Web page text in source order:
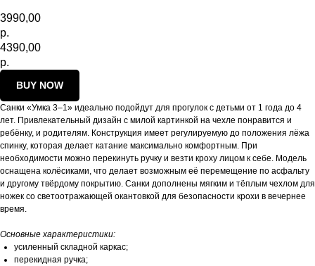
3990,00
р.
4390,00
р.
BUY NOW
Санки «Умка 3–1» идеально подойдут для прогулок с детьми от 1 года до 4
лет. Привлекательный дизайн с милой картинкой на чехле понравится и
ребёнку, и родителям. Конструкция имеет регулируемую до положения лёжа
спинку, которая делает катание максимально комфортным. При
необходимости можно перекинуть ручку и везти кроху лицом к себе. Модель
оснащена колёсиками, что делает возможным её перемещение по асфальту
и другому твёрдому покрытию. Санки дополнены мягким и тёплым чехлом для
ножек со светоотражающей окантовкой для безопасности крохи в вечернее
время.
Основные характеристики:
усиленный складной каркас;
перекидная ручка;